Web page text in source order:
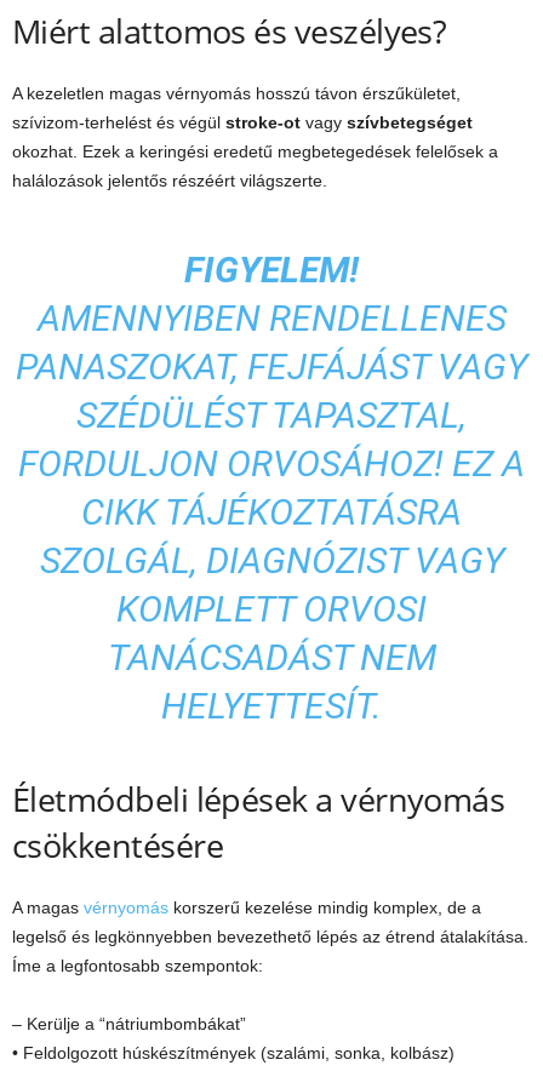
Miért alattomos és veszélyes?
A kezeletlen magas vérnyomás hosszú távon érszűkületet,
szívizom-terhelést és végül stroke-ot vagy szívbetegséget
okozhat. Ezek a keringési eredetű megbetegedések felelősek a
halálozások jelentős részéért világszerte.
FIGYELEM!
AMENNYIBEN RENDELLENES
PANASZOKAT, FEJFÁJÁST VAGY
SZÉDÜLÉST TAPASZTAL,
FORDULJON ORVOSÁHOZ! EZ A
CIKK TÁJÉKOZTATÁSRA
SZOLGÁL, DIAGNÓZIST VAGY
KOMPLETT ORVOSI
TANÁCSADÁST NEM
HELYETTESÍT.
Életmódbeli lépések a vérnyomás
csökkentésére
A magas vérnyomás korszerű kezelése mindig komplex, de a
legelső és legkönnyebben bevezethető lépés az étrend átalakítása.
Íme a legfontosabb szempontok:
– Kerülje a “nátriumbombákat”
• Feldolgozott húskészítmények (szalámi, sonka, kolbász)